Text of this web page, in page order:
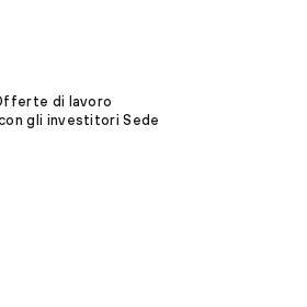
di lavoro
gli investitori Sede